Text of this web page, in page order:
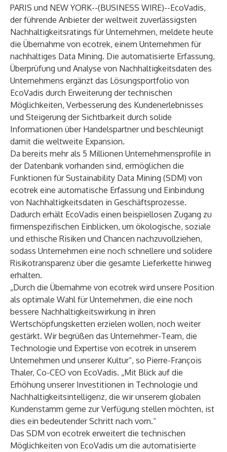
PARIS und NEW YORK--(BUSINESS WIRE)--EcoVadis,
der führende Anbieter der weltweit zuverlässigsten
Nachhaltigkeitsratings für Unternehmen, meldete heute
die Übernahme von ecotrek, einem Unternehmen für
nachhaltiges Data Mining. Die automatisierte Erfassung,
Überprüfung und Analyse von Nachhaltigkeitsdaten des
Unternehmens ergänzt das Lösungsportfolio von
EcoVadis durch Erweiterung der technischen
Möglichkeiten, Verbesserung des Kundenerlebnisses
und Steigerung der Sichtbarkeit durch solide
Informationen über Handelspartner und beschleunigt
damit die weltweite Expansion.
Da bereits mehr als 5 Millionen Unternehmensprofile in
der Datenbank vorhanden sind, ermöglichen die
Funktionen für Sustainability Data Mining (SDM) von
ecotrek eine automatische Erfassung und Einbindung
von Nachhaltigkeitsdaten in Geschäftsprozesse.
Dadurch erhält EcoVadis einen beispiellosen Zugang zu
firmenspezifischen Einblicken, um ökologische, soziale
und ethische Risiken und Chancen nachzuvollziehen,
sodass Unternehmen eine noch schnellere und solidere
Risikotransparenz über die gesamte Lieferkette hinweg
erhalten.
„Durch die Übernahme von ecotrek wird unsere Position
als optimale Wahl für Unternehmen, die eine noch
bessere Nachhaltigkeitswirkung in ihren
Wertschöpfungsketten erzielen wollen, noch weiter
gestärkt. Wir begrüßen das Unternehmer-Team, die
Technologie und Expertise von ecotrek in unserem
Unternehmen und unserer Kultur“, so Pierre-François
Thaler, Co-CEO von EcoVadis. „Mit Blick auf die
Erhöhung unserer Investitionen in Technologie und
Nachhaltigkeitsintelligenz, die wir unserem globalen
Kundenstamm gerne zur Verfügung stellen möchten, ist
dies ein bedeutender Schritt nach vorn.“
Das SDM von ecotrek erweitert die technischen
Möglichkeiten von EcoVadis um die automatisierte